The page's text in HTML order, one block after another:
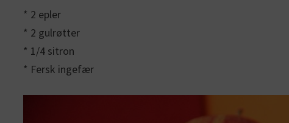
* 2 epler
* 2 gulrøtter
* 1/4 sitron
* Fersk ingefær